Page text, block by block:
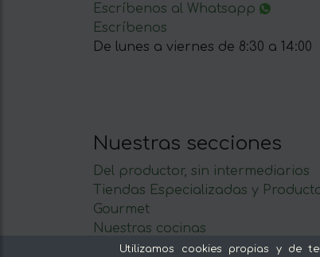
Escríbenos al Whatsapp
Escríbenos
De lunes a viernes de 8:30 a 14:00
Nuestras secciones
Del productor, sin intermediarios
Tiendas Especializadas y
Gourmet
Nuestras cocinas
Supermercado
Utilizamos cookies propias y de